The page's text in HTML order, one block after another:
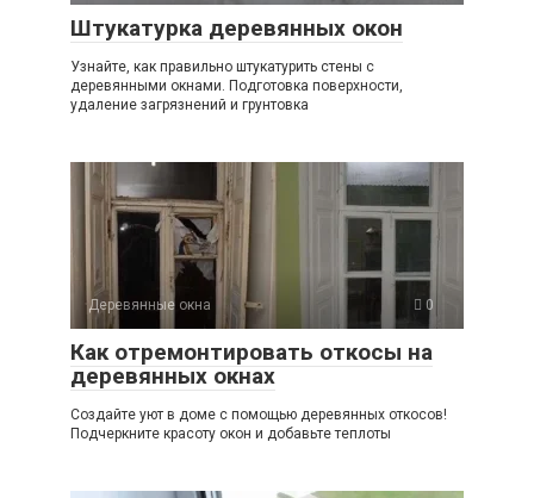
Штукатурка деревянных окон
Узнайте, как правильно штукатурить стены с
деревянными окнами. Подготовка поверхности,
удаление загрязнений и грунтовка
Деревянные окна 0
Как отремонтировать откосы на
деревянных окнах
Создайте уют в доме с помощью деревянных откосов!
Подчеркните красоту окон и добавьте теплоты